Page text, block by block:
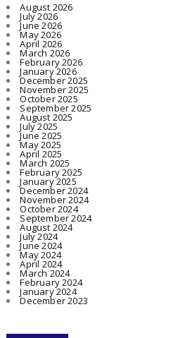
August 2026
July 2026
June 2026
May 2026
April 2026
March 2026
February 2026
January 2026
December 2025
November 2025
October 2025
September 2025
August 2025
July 2025
June 2025
May 2025
April 2025
March 2025
February 2025
January 2025
December 2024
November 2024
October 2024
September 2024
August 2024
July 2024
June 2024
May 2024
April 2024
March 2024
February 2024
January 2024
December 2023